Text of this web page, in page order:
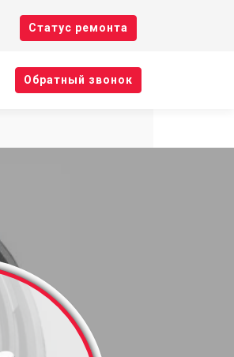
Cтатус ремонта
Oбратный звонок